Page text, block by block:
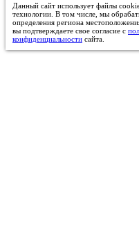
Данный сайт использует файлы
технологии. В том числе, мы
определения региона
вы подтверждаете свое согласие с
конфиденциальности сайта.